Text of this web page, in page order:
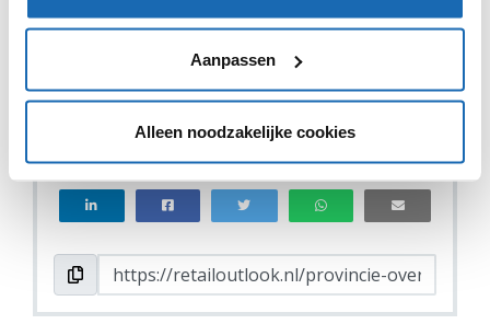
Aanpassen
Alleen noodzakelijke cookies
DEEL DIT IN JOUW NETWERK